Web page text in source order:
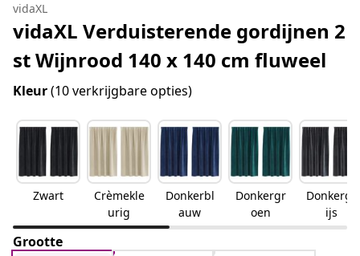
vidaXL
vidaXL Verduisterende gordijnen 2
st Wijnrood 140 x 140 cm fluweel
Kleur(10 verkrijgbare opties)
Zwart
Crèmekle
urig
Donkerbl
auw
Donkergr
oen
Donkergr
ijs
Grootte